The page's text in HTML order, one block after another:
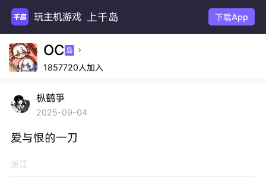
玩主机游戏 上千岛 下载App
OC 岛 
1857720人加入
枞鹤爭
2025-09-04
爱与恨的一刀
浙江